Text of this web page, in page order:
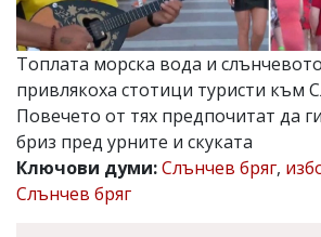
Главен
редактор:
Иван
Колев,
email:
office@flagman.bg
Коментарите
под
статиите
се
Топлата морска вода и
привлякоха стотици туристи към
Повечето от тях предпочитат да
бриз пред урните и скуката
Ключови думи:Слънчев бряг,
Слънчев бряг